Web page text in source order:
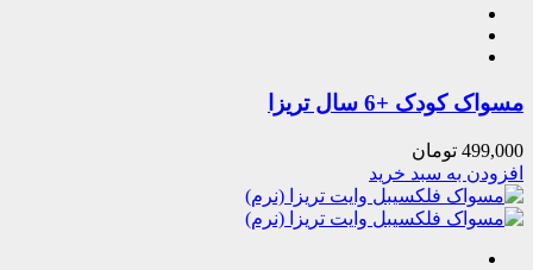
مسواک کودک +6 سال تریزا
499,000 تومان
افزودن به سبد خرید